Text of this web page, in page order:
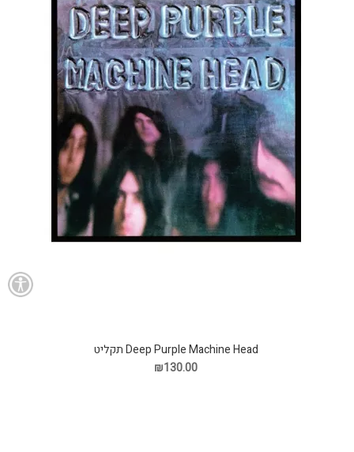
Deep Purple Machine Head תקליט
₪130.00